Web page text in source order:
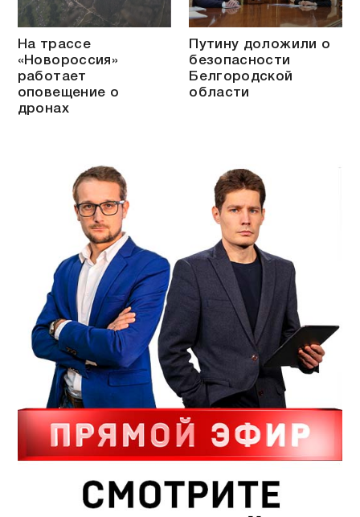
На трассе
«Новороссия»
работает
оповещение о
дронах
Путину доложили о
безопасности
Белгородской
области